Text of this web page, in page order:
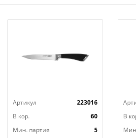
Общая длина 32см, длина
Артикул
223016
В кор.
60
Мин. партия
5
В